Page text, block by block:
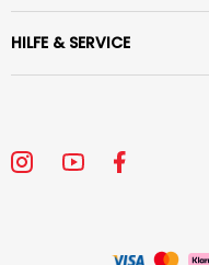
HILFE & SERVICE